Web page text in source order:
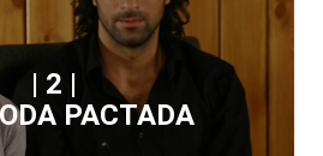
| 2 |
PACTADA